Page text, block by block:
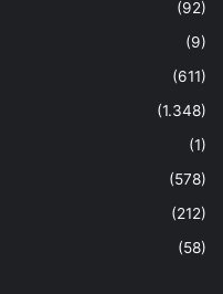
(92)
(9)
(611)
(1.348)
(1)
(578)
(212)
(58)